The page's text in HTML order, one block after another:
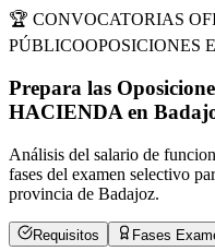
🏆 CONVOCATORIAS
PÚBLICOOPOSICIONES
Prepara las
HACIENDA en
Análisis del salario de
fases del examen selectivo
provincia de Badajoz.
Requisitos Fases